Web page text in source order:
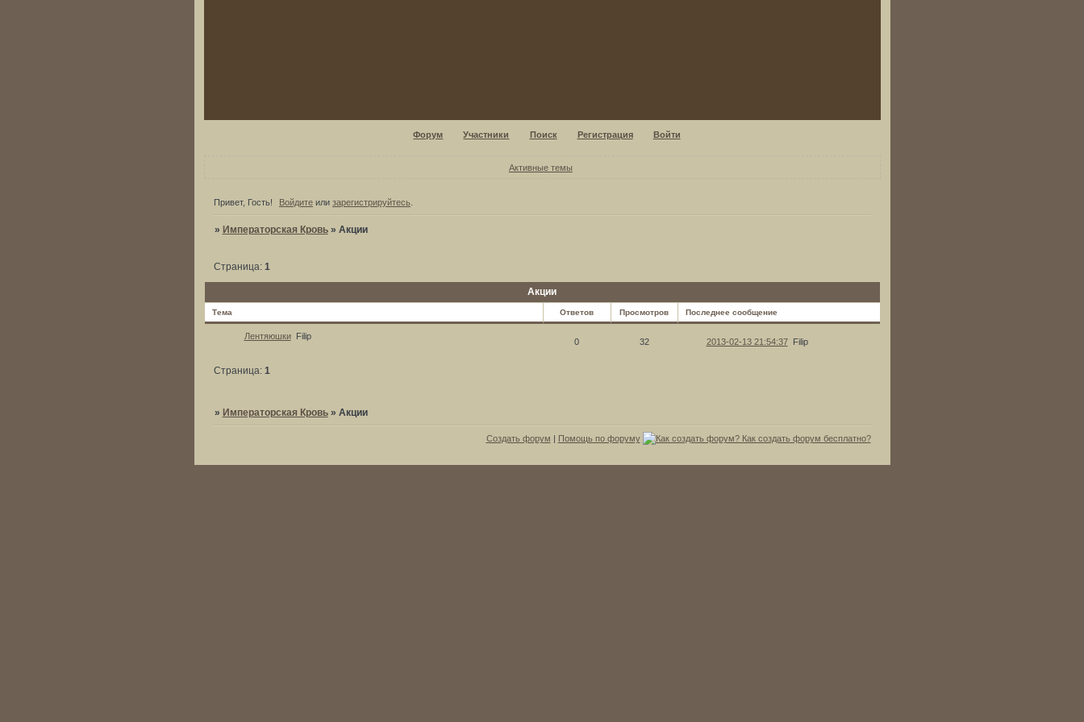
Форум Участники Поиск Регистрация Войти
Активные темы
Привет, Гость! Войдите или зарегистрируйтесь
» Императорская Кровь » Акции
Акции
Страница: 1
Тема Ответов Просмотров Последнее сообщение
Лентяюшки Filip
0 32 2013-02-13 21:54:37 Filip
Страница: 1
» Императорская Кровь » Акции
Создать форум | Помощь по форуму